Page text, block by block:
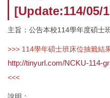
[Update:114/05/
主旨：公告本校114學年度碩士
>>> 114學年碩士班床位抽籤結
http://tinyurl.com/NCKU-114-
<<<